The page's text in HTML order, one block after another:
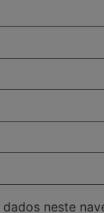
dados neste